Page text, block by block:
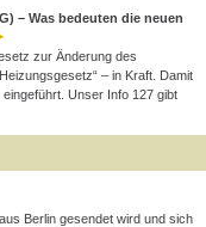
– Was bedeuten die neuen
zur Änderung des
– in Kraft. Damit
Unser Info 127 gibt
Berlin gesendet wird und sich